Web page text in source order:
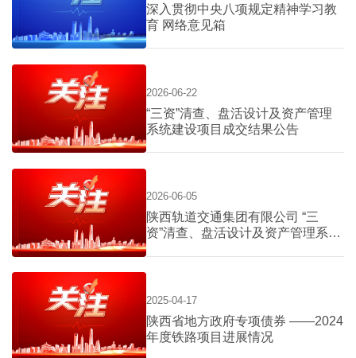
深入贯彻中央八项规定精神学习教
育 网络意见箱
2026-06-22
“三资”清查、盘活设计及资产管理
系统建设项目成交结果公告
2026-06-05
陕西轨道交通集团有限公司 “三
资”清查、盘活设计及资产管理系统
2025-04-17
陕西省地方政府专项债券 ——2024
年度铁路项目进展情况